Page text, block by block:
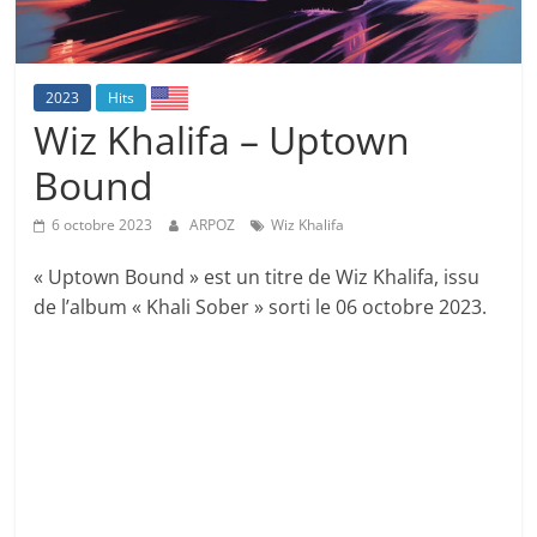
2023 Hits
Wiz Khalifa – Uptown
Bound
6 octobre 2023 ARPOZ Wiz Khalifa
« Uptown Bound » est un titre de Wiz Khalifa, issu
de l’album « Khali Sober » sorti le 06 octobre 2023.